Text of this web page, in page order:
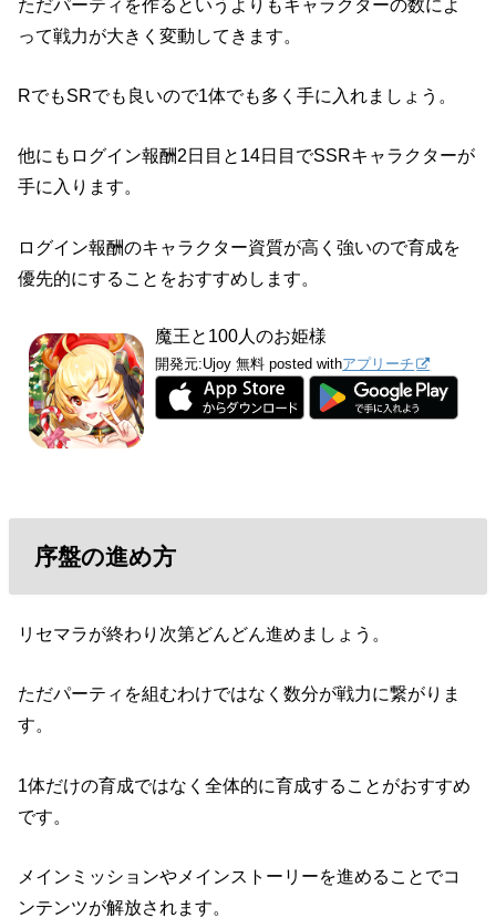
ただパーティを作るというよりもキャラクターの数によ
って戦力が大きく変動してきます。
RでもSRでも良いので1体でも多く手に入れましょう。
他にもログイン報酬2日目と14日目でSSRキャラクターが
手に入ります。
ログイン報酬のキャラクター資質が高く強いので育成を
優先的にすることをおすすめします。
魔王と100人のお姫様
開発元:Ujoy 無料 posted withアプリーチ
序盤の進め方
リセマラが終わり次第どんどん進めましょう。
ただパーティを組むわけではなく数分が戦力に繋がりま
す。
1体だけの育成ではなく全体的に育成することがおすすめ
です。
メインミッションやメインストーリーを進めることでコ
ンテンツが解放されます。